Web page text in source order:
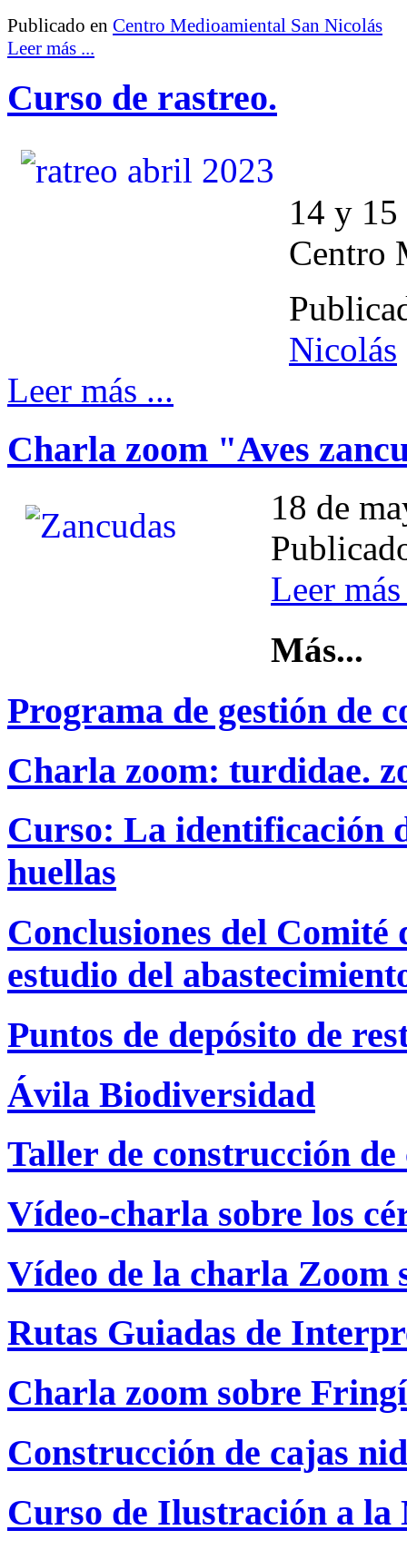
Publicado en Centro Medioamiental San Nicolás
Leer más ...
Curso de rastreo.
14 y
Centro
Nicolás
Leer más ...
Charla zoom "Aves
18 de
Leer
Más...
Programa de gestión de
Charla zoom: turdidae.
Curso: La identificación
huellas
Conclusiones del
estudio del
Puntos de depósito de
Ávila Biodiversidad
Taller de construcción de
Vídeo-charla sobre los
Vídeo de la charla Zoom
Rutas Guiadas de
Charla zoom sobre
Construcción de cajas
Curso de Ilustración a la